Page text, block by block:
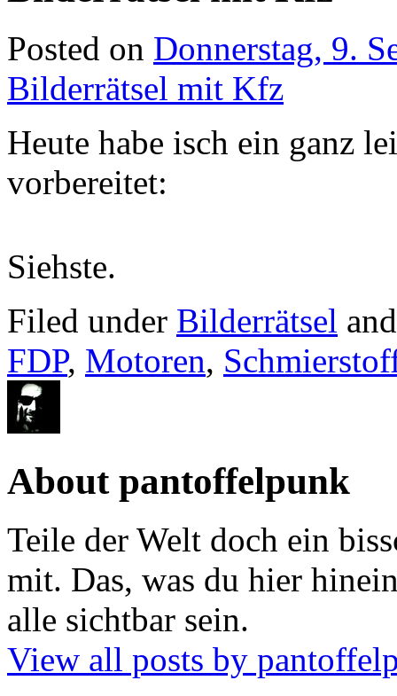
Posted on Donnerstag, 9.
Bilderrätsel mit Kfz
Heute habe isch ein ganz
vorbereitet:
Siehste.
Filed under Bilderrätsel
FDP, Motoren,
About pantoffelpunk
Teile der Welt doch ein
mit. Das, was du hier
alle sichtbar sein.
View all posts by